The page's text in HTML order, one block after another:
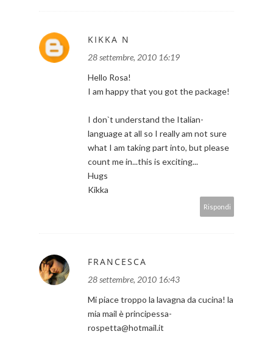
KIKKA N
28 settembre, 2010 16:19
Hello Rosa!
I am happy that you got the package!
I don`t understand the Italian-
language at all so I really am not sure
what I am taking part into, but please
count me in...this is exciting...
Hugs
Kikka
Rispondi
FRANCESCA
28 settembre, 2010 16:43
Mi piace troppo la lavagna da cucina! la
mia mail è principessa-
rospetta@hotmail.it